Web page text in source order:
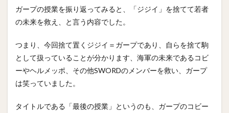
ガープの授業を振り返ってみると、「ジジイ」を捨てて若者
の未来を救え、と言う内容でした。
つまり、今回捨て置くジジイ＝ガープであり、自らを捨て駒
として扱っていることが分かります、海軍の未来であるコビ
ーやヘルメッポ、その他SWORDのメンバーを救い、ガープ
は笑っていました。
タイトルである「最後の授業」というのも、ガープのコビー